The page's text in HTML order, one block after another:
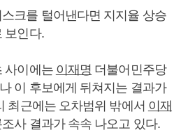
크를 털어낸다면 지지율 상승
보인다.
사이에는 이재명 더불어민주당
이 후보에게 뒤쳐지는 결과가
최근에는 오차범위 밖에서 이재
사 결과가 속속 나오고 있다.